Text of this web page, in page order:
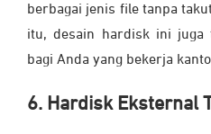
berbagai jenis file tanpa
itu, desain hardisk ini juga
bagi Anda yang bekerja
6. Hardisk Eksternal